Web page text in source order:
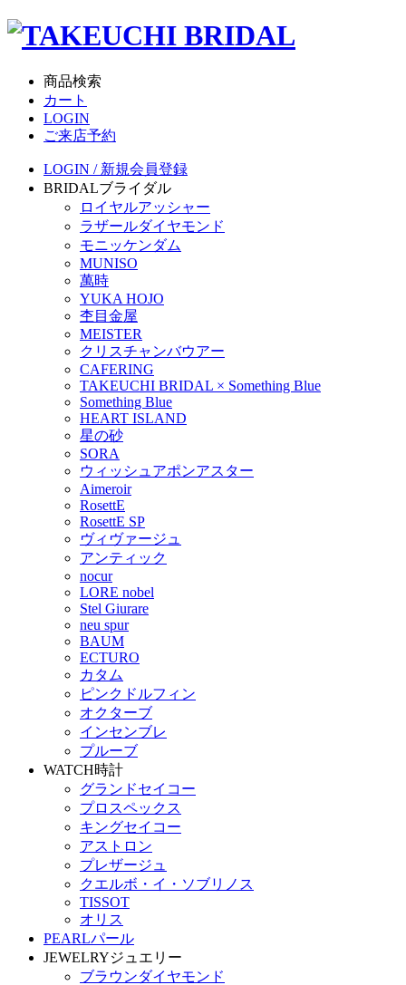
商品検索
カート
LOGIN
ご来店予約
LOGIN / 新規会員登録
BRIDALブライダル
ロイヤルアッシャー
ラザールダイヤモンド
モニッケンダム
MUNISO
萬時
YUKA HOJO
杢目金屋
MEISTER
クリスチャンバウアー
CAFERING
TAKEUCHI BRIDAL × Something Blue
Something Blue
HEART ISLAND
星の砂
SORA
ウィッシュアポンアスター
Aimeroir
RosettE
RosettE SP
ヴィヴァージュ
アンティック
nocur
LORE nobel
Stel Giurare
neu spur
BAUM
ECTURO
カタム
ピンクドルフィン
オクターブ
インセンブレ
プルーブ
WATCH時計
グランドセイコー
プロスペックス
キングセイコー
アストロン
プレザージュ
クエルボ・イ・ソブリノス
TISSOT
オリス
PEARLパール
JEWELRYジュエリー
ブラウンダイヤモンド